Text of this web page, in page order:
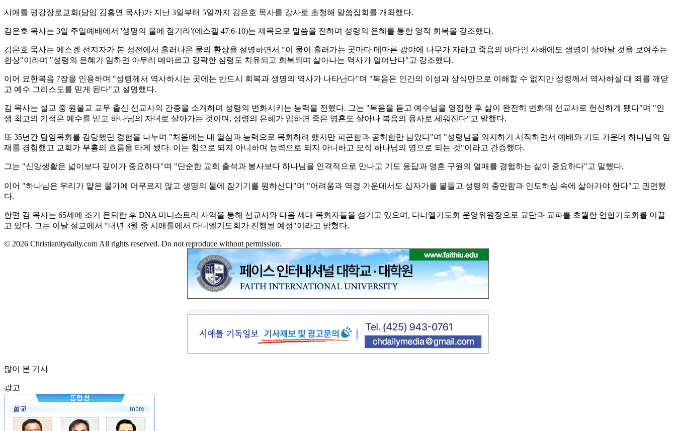
시애틀 평강장로교회(담임 김홍연 목사)가 지난 3일부터 5일까지 김은호 목사를 강사로 초청해 말씀집회를 개최했다.
김은호 목사는 3일 주일예배에서 '생명의 물에 잠기라'(에스겔 47:6-10)는 제목으로 말씀을 전하며 성령의 은혜를 통한 영적 회복을 강조했다.
김은호 목사는 에스겔 선지자가 본 성전에서 흘러나온 물의 환상을 설명하면서 "이 물이 흘러가는 곳마다 메마른 광야에 나무가 자라고 죽음의 바다인 사해에도 생명이 살아날 것을 보여주는
환상"이라며 "성령의 은혜가 임하면 아무리 메마르고 강퍅한 심령도 치유되고 회복되며 살아나는 역사가 일어난다"고 강조했다.
이어 요한복음 7장을 인용하며 "성령께서 역사하시는 곳에는 반드시 회복과 생명의 역사가 나타난다"며 "복음은 인간의 이성과 상식만으로 이해할 수 없지만 성령께서 역사하실 때 죄를 깨닫
고 예수 그리스도를 믿게 된다"고 설명했다.
김 목사는 설교 중 원불교 교무 출신 선교사의 간증을 소개하며 성령의 변화시키는 능력을 전했다. 그는 "복음을 듣고 예수님을 영접한 후 삶이 완전히 변화돼 선교사로 헌신하게 됐다"며 "인
생 최고의 기적은 예수를 믿고 하나님의 자녀로 살아가는 것이며, 성령의 은혜가 임하면 죽은 영혼도 살아나 복음의 용사로 세워진다"고 말했다.
또 35년간 담임목회를 감당했던 경험을 나누며 "처음에는 내 열심과 능력으로 목회하려 했지만 피곤함과 공허함만 남았다"며 "성령님을 의지하기 시작하면서 예배와 기도 가운데 하나님의 임
재를 경험했고 교회가 부흥의 흐름을 타게 됐다. 이는 힘으로 되지 아니하며 능력으로 되지 아니하고 오직 하나님의 영으로 되는 것"이라고 간증했다.
그는 "신앙생활은 넓이보다 깊이가 중요하다"며 "단순한 교회 출석과 봉사보다 하나님을 인격적으로 만나고 기도 응답과 영혼 구원의 열매를 경험하는 삶이 중요하다"고 말했다.
이어 "하나님은 우리가 얕은 물가에 머무르지 않고 생명의 물에 잠기기를 원하신다"며 "어려움과 역경 가운데서도 십자가를 붙들고 성령의 충만함과 인도하심 속에 살아가야 한다"고 권면했
다.
한편 김 목사는 65세에 조기 은퇴한 후 DNA 미니스트리 사역을 통해 선교사와 다음 세대 목회자들을 섬기고 있으며, 다니엘기도회 운영위원장으로 교단과 교파를 초월한 연합기도회를 이끌
고 있다. 그는 이날 설교에서 "내년 3월 중 시애틀에서 다니엘기도회가 진행될 예정"이라고 밝혔다.
© 2026 Christianitydaily.com All rights reserved. Do not reproduce without permission.
많이 본 기사
광고